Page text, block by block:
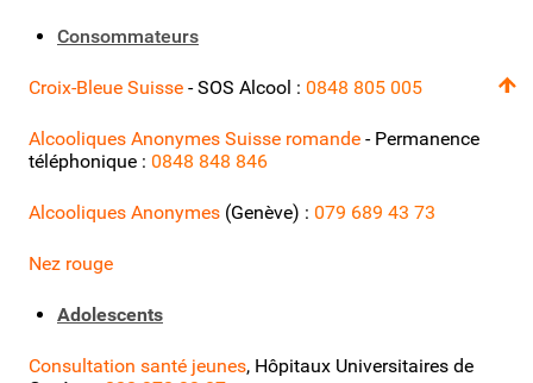
Consommateurs
Croix-Bleue Suisse - SOS Alcool : 0848 805 005
Alcooliques Anonymes Suisse romande - Permanence
téléphonique : 0848 848 846
Alcooliques Anonymes (Genève) : 079 689 43 73
Nez rouge
Adolescents
Consultation santé jeunes, Hôpitaux Universitaires de